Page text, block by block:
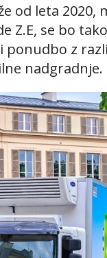
od leta 2020,
Z.E, se bo
ponudbo z
nadgradnje.